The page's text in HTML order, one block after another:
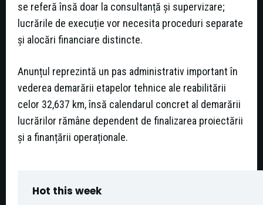
se referă însă doar la consultanță și supervizare;
lucrările de execuție vor necesita proceduri separate
și alocări financiare distincte.
Anunțul reprezintă un pas administrativ important în
vederea demarării etapelor tehnice ale reabilitării
celor 32,637 km, însă calendarul concret al demarării
lucrărilor rămâne dependent de finalizarea proiectării
și a finanțării operaționale.
Hot this week